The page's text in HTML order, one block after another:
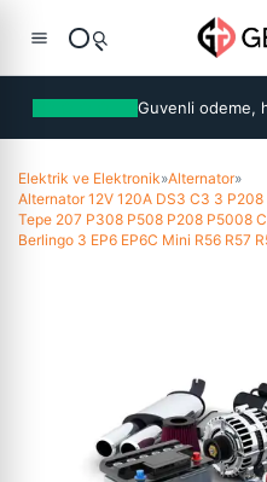
Guvenli odeme,
Elektrik ve Elektronik»Alternator»
Alternator 12V 120A DS3 C3 3
Tepe 207 P308 P508 P208 P5008
Berlingo 3 EP6 EP6C Mini R56 R57